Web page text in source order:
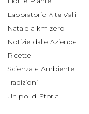
Laboratorio Alte Valli
Natale a km zero
Notizie dalle Aziende
Ricette
Scienza e Ambiente
Tradizioni
Un po' di Storia